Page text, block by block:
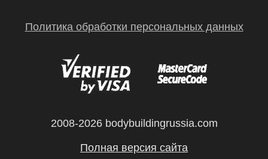
Политика обработки персональных данных
2008-2026 bodybuildingrussia.com
Полная версия сайта